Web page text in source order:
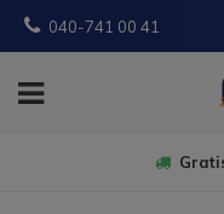
040-741 00 41